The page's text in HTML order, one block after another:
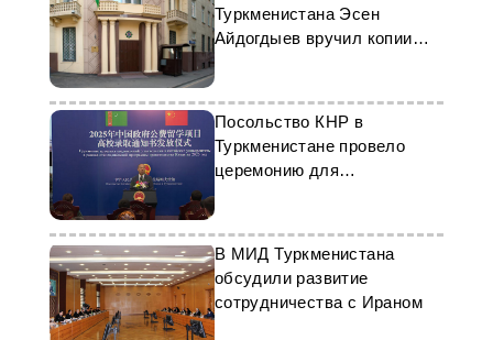
Туркменистана Эсен
Айдогдыев вручил копии
верительных грамот в МИД
России
Посольство КНР в
Туркменистане провело
церемонию для
стипендиатов 2025 года
В МИД Туркменистана
обсудили развитие
сотрудничества с Ираном